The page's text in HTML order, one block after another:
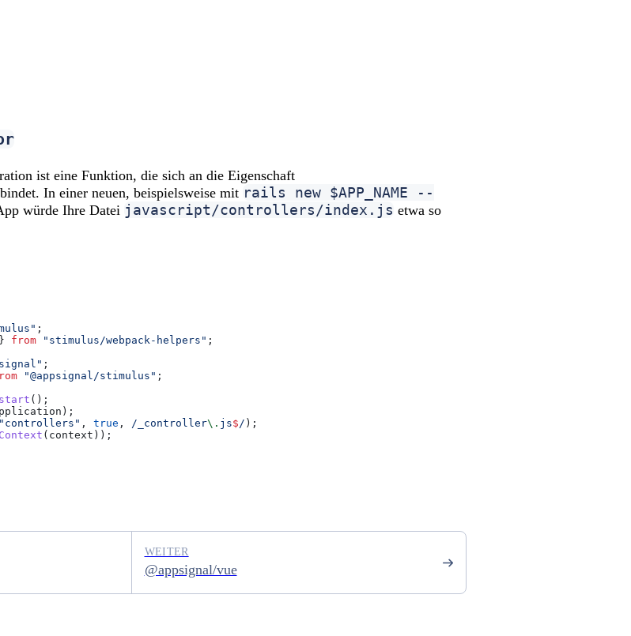
ist eine Funktion, die sich an die Eigenschaft
bindet. In einer neuen, beispielsweise mit rails new $APP_NAME --
würde Ihre Datei javascript/controllers/index.js etwa so
;
from "stimulus/webpack-helpers" ;
;
"@appsignal/stimulus" ;
start ();
);
"controllers" , true , /_controller\. js$/ );
( context ));
@appsignal/vue
WEITER